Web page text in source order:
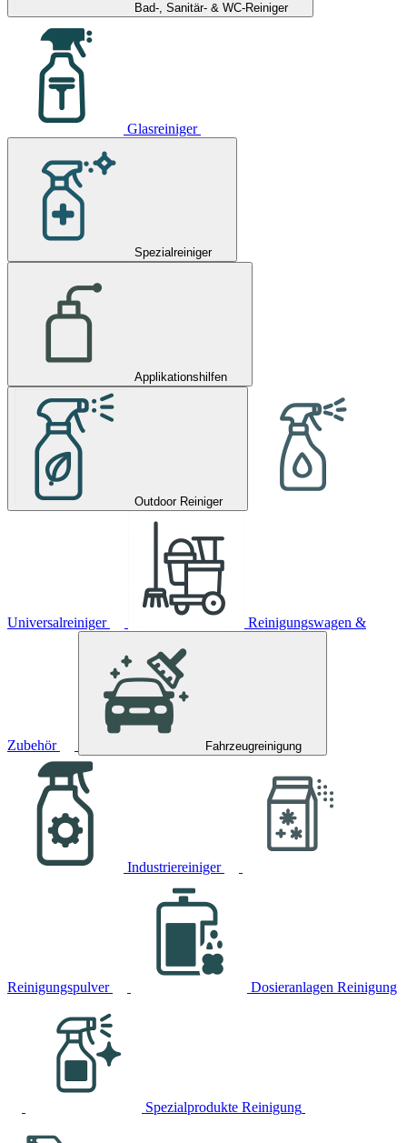
Bad-, Sanitär- & WC-Reiniger
Glasreiniger
Spezialreiniger
Applikationshilfen
Outdoor Reiniger
Universalreiniger Reinigungswagen &
Zubehör Fahrzeugreinigung
Industriereiniger
Reinigungspulver Dosieranlagen Reinigung
Spezialprodukte Reinigung